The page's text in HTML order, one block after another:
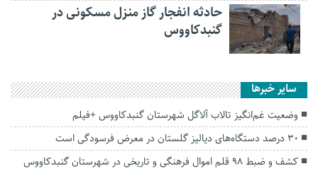
حادثه انفجار گاز منزل مسکونی در
گنبدکاووس
سایر خبرها
وضعیت غم‌انگیز تالاب آلاگل شهرستان گنبدکاووس +فیلم
۳۰ درصد دستگاه‌های دیالیز گلستان در معرض فرسودگی است
کشف و ضبط ۹۸ قلم اموال فرهنگی و تاریخی در شهرستان گنبدکاووس